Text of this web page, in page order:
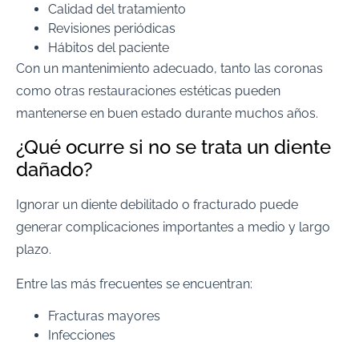
Calidad del tratamiento
Revisiones periódicas
Hábitos del paciente
Con un mantenimiento adecuado, tanto las coronas
como otras restauraciones estéticas pueden
mantenerse en buen estado durante muchos años.
¿Qué ocurre si no se trata un diente
dañado?
Ignorar un diente debilitado o fracturado puede
generar complicaciones importantes a medio y largo
plazo.
Entre las más frecuentes se encuentran:
Fracturas mayores
Infecciones